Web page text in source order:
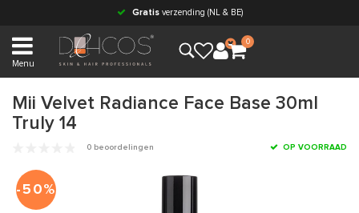
Gratisverzending (NL & BE)
Menu
0
Mii Velvet Radiance Face Base 30ml
Truly 14
0 beoordelingen OP VOORRAAD
-50%